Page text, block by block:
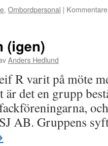
, Ombordpersonal |
(igen)
Anders Hedlund
R varit på möte
det en grupp
AB. Gruppens